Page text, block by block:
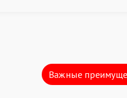
Важные